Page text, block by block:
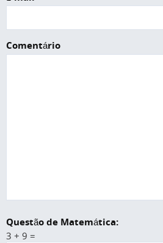
Comentário
Questão de Matemática:
3 + 9 =